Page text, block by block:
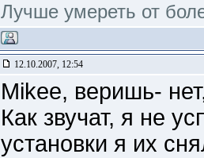
Лучше умереть от
12.10.2007, 12:54
Mikee, веришь-
Как звучат, я не
установки я их